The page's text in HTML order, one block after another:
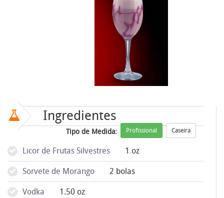
Ingredientes
Tipo de Medida: Profissional Caseira
Licor de Frutas Silvestres 1 oz
Sorvete de Morango 2 bolas
Vodka 1.50 oz